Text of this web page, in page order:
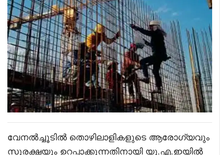
വേനൽച്ചൂടിൽ തൊഴിലാളികളുടെ ആരോഗ്യവും
സുരക്ഷയും ഉറപ്പാക്കുന്നതിനായി യു.എ.ഇയിൽ